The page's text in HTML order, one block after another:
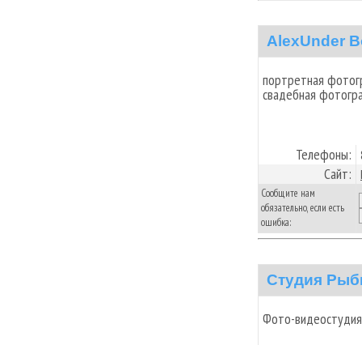
AlexUnder
портретная
свадебная
Телефоны:
Сайт:
Сообщите нам
обязательно, если есть
ошибка:
Студия
Фото-видеостудия